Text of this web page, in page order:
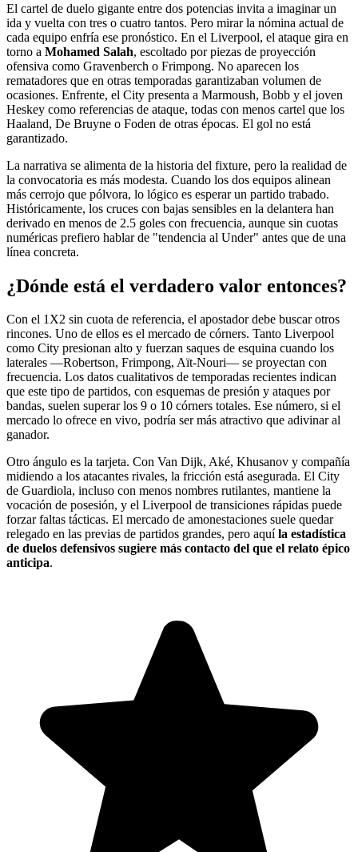
El cartel de duelo gigante entre dos potencias invita a imaginar un
ida y vuelta con tres o cuatro tantos. Pero mirar la nómina actual de
cada equipo enfría ese pronóstico. En el Liverpool, el ataque gira en
torno a Mohamed Salah, escoltado por piezas de proyección
ofensiva como Gravenberch o Frimpong. No aparecen los
rematadores que en otras temporadas garantizaban volumen de
ocasiones. Enfrente, el City presenta a Marmoush, Bobb y el joven
Heskey como referencias de ataque, todas con menos cartel que los
Haaland, De Bruyne o Foden de otras épocas. El gol no está
garantizado.
La narrativa se alimenta de la historia del fixture, pero la realidad de
la convocatoria es más modesta. Cuando los dos equipos alinean
más cerrojo que pólvora, lo lógico es esperar un partido trabado.
Históricamente, los cruces con bajas sensibles en la delantera han
derivado en menos de 2.5 goles con frecuencia, aunque sin cuotas
numéricas prefiero hablar de "tendencia al Under" antes que de una
línea concreta.
¿Dónde está el verdadero valor entonces?
Con el 1X2 sin cuota de referencia, el apostador debe buscar otros
rincones. Uno de ellos es el mercado de córners. Tanto Liverpool
como City presionan alto y fuerzan saques de esquina cuando los
laterales —Robertson, Frimpong, Aït-Nouri— se proyectan con
frecuencia. Los datos cualitativos de temporadas recientes indican
que este tipo de partidos, con esquemas de presión y ataques por
bandas, suelen superar los 9 o 10 córners totales. Ese número, si el
mercado lo ofrece en vivo, podría ser más atractivo que adivinar al
ganador.
Otro ángulo es la tarjeta. Con Van Dijk, Aké, Khusanov y compañía
midiendo a los atacantes rivales, la fricción está asegurada. El City
de Guardiola, incluso con menos nombres rutilantes, mantiene la
vocación de posesión, y el Liverpool de transiciones rápidas puede
forzar faltas tácticas. El mercado de amonestaciones suele quedar
relegado en las previas de partidos grandes, pero aquíla estadística
de duelos defensivos sugiere más contacto del que el relato épico
anticipa.